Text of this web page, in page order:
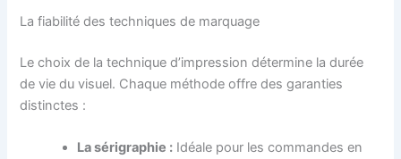
La fiabilité des techniques de marquage
Le choix de la technique d’impression détermine la durée
de vie du visuel. Chaque méthode offre des garanties
distinctes :
La sérigraphie : Idéale pour les commandes en